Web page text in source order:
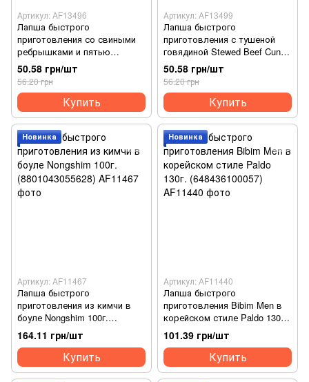
Артикул: AF13496
Лапша быстрого
приготовления со свиными
ребрышками и пятью
фруктами Cung Dinh 80 г.
(8936010681200)
50.58 грн/шт
56.20 грн
Купить
Артикул: AF13499
Лапша быстрого
приготовления с тушеной
говядиной Stewed Beef Cung
Dinh 77 г. (8936010680951)
50.58 грн/шт
56.20 грн
Купить
Новинка
Артикул: AF11467
Лапша быстрого
приготовления из кимчи в
боуле Nongshim 100г.
(8801043055628)
164.11 грн/шт
Купить
Новинка
Артикул: AF11440
Лапша быстрого
приготовления Bibim Men в
корейском стиле Paldo 130г.
(648436100057)
101.39 грн/шт
Купить